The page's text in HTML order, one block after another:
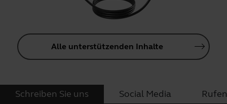
Alle unterstützenden Inhalte
Schreiben Sie uns Social Media